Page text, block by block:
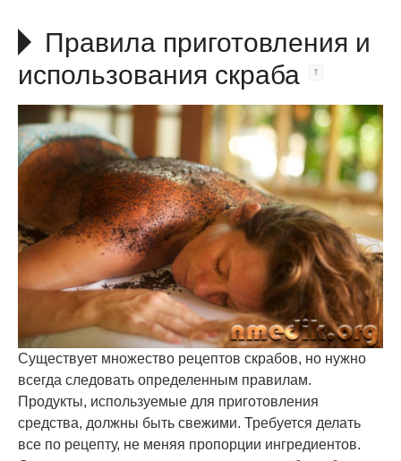
Правила приготовления и
использования скраба
Существует множество рецептов скрабов, но нужно
всегда следовать определенным правилам.
Продукты, используемые для приготовления
средства, должны быть свежими. Требуется делать
все по рецепту, не меняя пропорции ингредиентов.